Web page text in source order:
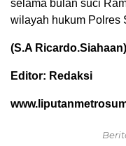
selama bulan suci
wilayah hukum Polres
(S.A Ricardo.Siahaan)
Editor: Redaksi